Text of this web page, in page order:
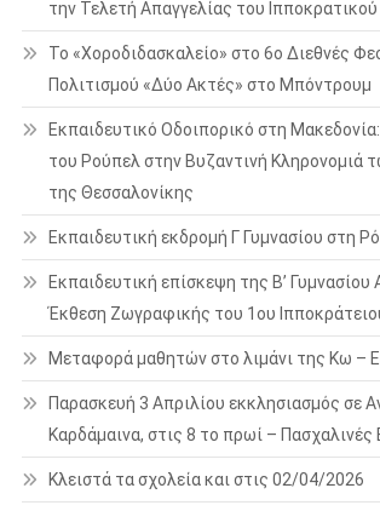
την Τελετή Απαγγελίας του
Το «Χοροδιδασκαλείο» στο 6ο Διεθνές
Πολιτισμού «Δύο Ακτές» στο Μπόντρουμ
Εκπαιδευτικό Οδοιπορικό στη
του Ρούπελ στην Βυζαντινή Κληρονομιά
της Θεσσαλονίκης
Εκπαιδευτική εκδρομή Γ Γυμνασίου στη
Εκπαιδευτική επίσκεψη της Β’ Γυμνασίου
Έκθεση Ζωγραφικής του 1ου
Μεταφορά μαθητών στο λιμάνι της Κω –
Παρασκευή 3 Απριλίου εκκλησιασμός σε
Καρδάμαινα, στις 8 το πρωί – Πασχαλινές
Κλειστά τα σχολεία και στις 02/04/2026